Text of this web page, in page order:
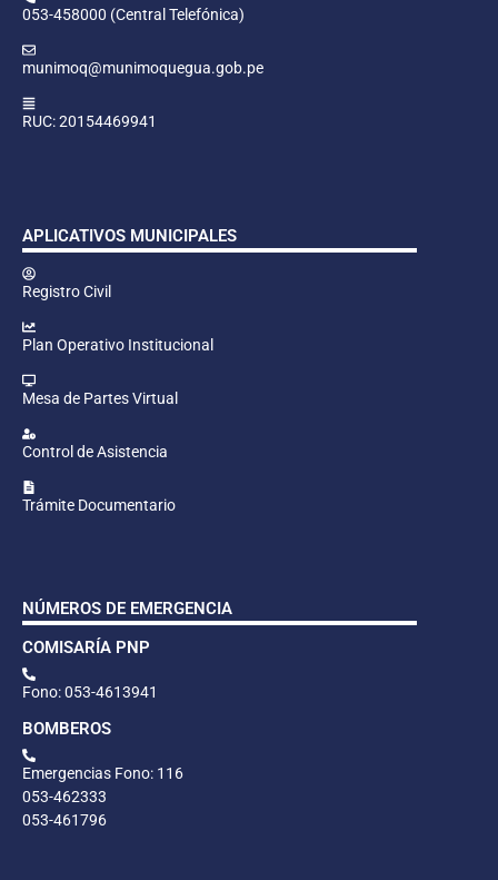
053-458000 (Central Telefónica)
munimoq@munimoquegua.gob.pe
RUC: 20154469941
APLICATIVOS MUNICIPALES
Registro Civil
Plan Operativo Institucional
Mesa de Partes Virtual
Control de Asistencia
Trámite Documentario
NÚMEROS DE EMERGENCIA
COMISARÍA PNP
Fono: 053-4613941
BOMBEROS
Emergencias Fono: 116
053-462333
053-461796